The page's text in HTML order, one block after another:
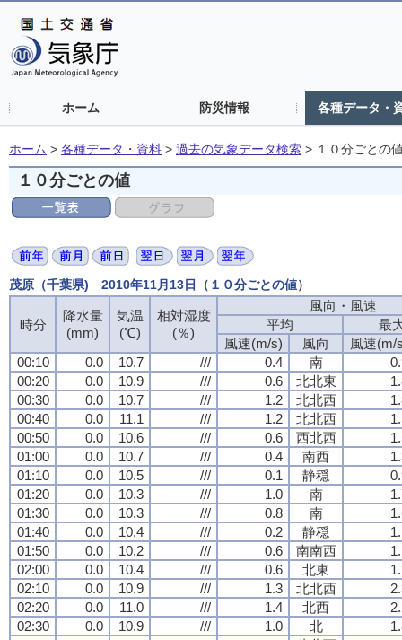
ホーム 防災情報 各種データ・
ホーム > 各種データ・資料 > 過去の気象データ検索 > １０分ごとの
１０分ごとの値
茂原（千葉県) 2010年11月13日（１０分ごとの値）
時分
降水量
(mm)
気温
(℃)
相対湿度
(％)
風向・風速
平均
最
風速(m/s)
風向
風速(m/
00:10
0.0 10.7 /// 0.4 南
00:20
0.0 10.9 /// 0.6 北北東
00:30
0.0 10.7 /// 1.2 北北西
00:40
0.0 11.1 /// 1.2 北北西
00:50
0.0 10.6 /// 0.6 西北西
01:00
0.0 10.7 /// 0.4 南西
01:10
0.0 10.5 /// 0.1 静穏
01:20
0.0 10.3 /// 1.0 南
01:30
0.0 10.3 /// 0.8 南
01:40
0.0 10.4 /// 0.2 静穏
01:50
0.0 10.2 /// 0.6 南南西
02:00
0.0 10.4 /// 0.6 北東
02:10
0.0 10.9 /// 1.3 北北西
02:20
0.0 11.0 /// 1.4 北西
02:30
0.0 10.9 /// 1.0 北